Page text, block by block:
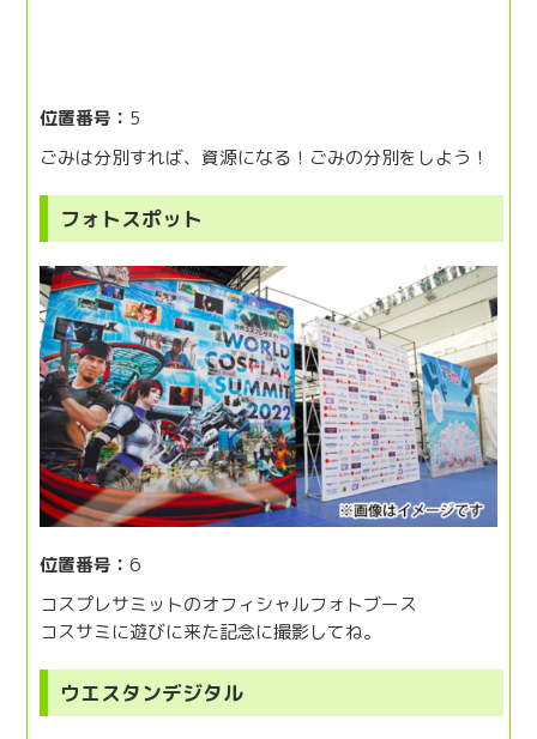
位置番号： 5
ごみは分別すれば、資源になる！ごみの分別をしよう！
フォトスポット
位置番号：6
コスプレサミットのオフィシャルフォトブース
コスサミに遊びに来た記念に撮影してね。
ウエスタンデジタル